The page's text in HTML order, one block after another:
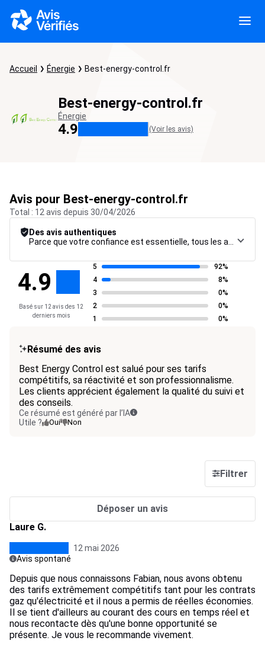
Accueil Énergie Best-energy-control.fr
Best-energy-control.fr
Énergie
4.9 (Voir les avis)
Avis pour Best-energy-control.fr
Total : 12 avis depuis 30/04/2026
Des avis authentiques
4.9
Basé sur 12 avis des 12
derniers mois
5
92%
4
8%
3
0%
2
0%
1
0%
Résumé des avis
Best Energy Control est salué pour ses tarifs
compétitifs, sa réactivité et son professionnalisme.
Les clients apprécient également la qualité du suivi et
des conseils.
Ce résumé est généré par l’IA
Utile ?
Oui Non
Filtrer
Déposer un avis
Laure G.
12 mai 2026
Avis spontané
Depuis que nous connaissons Fabian, nous avons obtenu
des tarifs extrêmement compétitifs tant pour les contrats
gaz qu'électricité et il nous a permis de réelles économies.
Il se tient d'ailleurs au courant des cours en temps réel et
nous recontacte dès qu'une bonne opportunité se
présente. Je vous le recommande vivement.